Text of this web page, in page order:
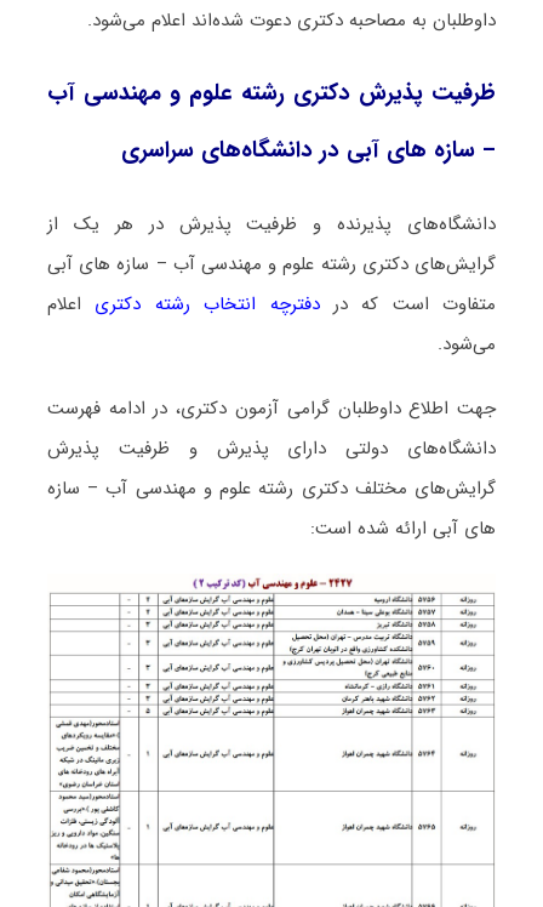
داوطلبان به مصاحبه دکتری دعوت شده‌اند اعلام می‌شود.
ظرفیت پذیرش دکتری رشته علوم و مهندسی آب
– سازه های آبی در دانشگاه‌های سراسری
دانشگاه‌های پذیرنده و ظرفیت پذیرش در هر یک از
گرایش‌های دکتری رشته علوم و مهندسی آب – سازه های آبی
متفاوت است که دردفترچه انتخاب رشته دکتری اعلام
می‌شود.
جهت اطلاع داوطلبان گرامی آزمون دکتری، در ادامه فهرست
دانشگاه‌های دولتی دارای پذیرش و ظرفیت پذیرش
گرایش‌های مختلف دکتری رشته علوم و مهندسی آب – سازه
های آبی ارائه شده است: